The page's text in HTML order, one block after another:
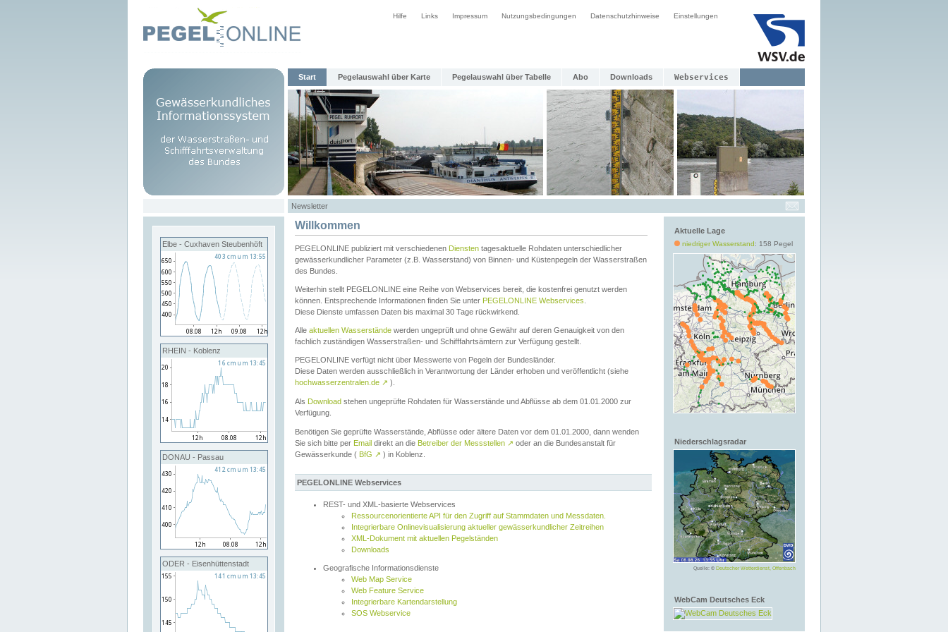
Hilfe Links Impressum Nutzungsbedingungen Datenschutzhinweise Einstellungen
Start Pegelauswahl über Karte Pegelauswahl über Tabelle Abo Downloads Webservices
Newsletter
Elbe - Cuxhaven Steubenhöft
RHEIN - Koblenz
DONAU - Passau
ODER - Eisenhüttenstadt
Aktuelle Lage
niedriger Wasserstand: 158 Pegel
Niederschlagsradar
Quelle: © Deutscher Wetterdienst, Offenbach
WebCam Deutsches Eck
Willkommen
PEGELONLINE publiziert mit verschiedenen Diensten tagesaktuelle Rohdaten unterschiedlicher
gewässerkundlicher Parameter (z.B. Wasserstand) von Binnen- und Küstenpegeln der Wasserstraßen
des Bundes.
Weiterhin stellt PEGELONLINE eine Reihe von Webservices bereit, die kostenfrei genutzt werden
können. Entsprechende Informationen finden Sie unter PEGELONLINE Webservices
Diese Dienste umfassen Daten bis maximal 30 Tage rückwirkend.
Alle aktuellen Wasserstände werden ungeprüft und ohne Gewähr auf deren Genauigkeit von den
fachlich zuständigen Wasserstraßen- und Schifffahrtsämtern zur Verfügung gestellt.
PEGELONLINE verfügt nicht über Messwerte von Pegeln der Bundesländer.
Diese Daten werden ausschließlich in Verantwortung der Länder erhoben und veröffentlicht (siehe
hochwasserzentralen.de ↗ ).
Als Download stehen ungeprüfte Rohdaten für Wasserstände und Abflüsse ab dem 01.01.2000 zur
Verfügung.
Benötigen Sie geprüfte Wasserstände, Abflüsse oder ältere Daten vor dem 01.01.2000, dann wenden
Sie sich bitte per Email direkt an die Betreiber der Messstellen ↗ oder an die Bundesanstalt für
Gewässerkunde ( BfG ↗ ) in Koblenz.
PEGELONLINE Webservices
REST- und XML-basierte Webservices
Ressourcenorientierte API für den Zugriff auf Stammdaten und Messdaten.
Integrierbare Onlinevisualisierung aktueller gewässerkundlicher Zeitreihen
XML-Dokument mit aktuellen Pegelständen
Downloads
Geografische Informationsdienste
Web Map Service
Web Feature Service
Integrierbare Kartendarstellung
SOS Webservice